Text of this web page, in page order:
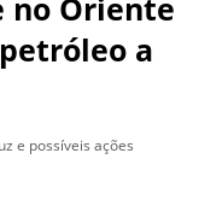
no Oriente
a
e possíveis ações